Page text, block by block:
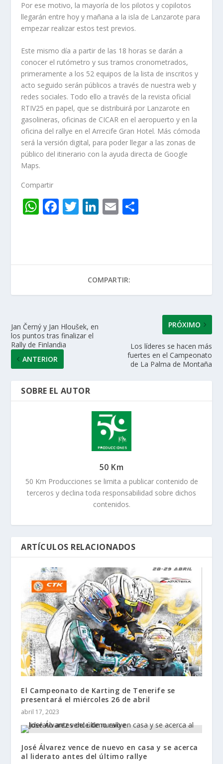
Por ese motivo, la mayoría de los pilotos y copilotos
llegarán entre hoy y mañana a la isla de Lanzarote para
empezar realizar estos test previos.
Este mismo día a partir de las 18 horas se darán a
conocer el rutómetro y sus tramos cronometrados,
primeramente a los 52 equipos de la lista de inscritos y
acto seguido serán públicos a través de nuestra web y
redes sociales. Todo ello a través de la revista oficial
RTIV25 en papel, que se distribuirá por Lanzarote en
gasolineras, oficinas de CICAR en el aeropuerto y en la
oficina del rallye en el Arrecife Gran Hotel. Más cómoda
será la versión digital, para poder llegar a las zonas de
público del itinerario con la ayuda directa de Google
Maps.
Compartir
W
A
p
F
o
k
T Li
dI
n
E
ar
r
COMPARTIR:
Jan Černý y Jan Hloušek, en
los puntos tras finalizar el
Rally de Finlandia
ANTERIOR
PRÓXIMO
Los líderes se hacen más
fuertes en el Campeonato
de La Palma de Montaña
SOBRE EL AUTOR
50 Km
50 Km Producciones se limita a publicar contenido de
terceros y declina toda responsabilidad sobre dichos
contenidos.
ARTÍCULOS RELACIONADOS
El Campeonato de Karting de Tenerife se
presentará el miércoles 26 de abril
abril 17, 2023
José Álvarez vence de nuevo en casa y se acerca
al liderato antes del último rallye